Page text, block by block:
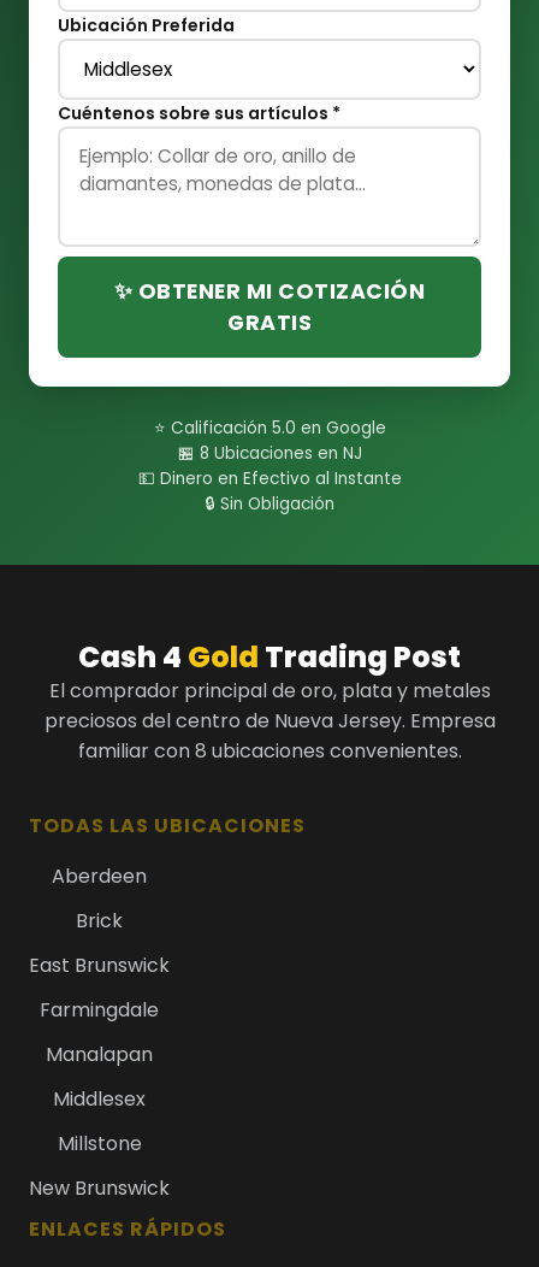
Ubicación Preferida
Cuéntenos sobre sus artículos *
✨ OBTENER MI COTIZACIÓN
GRATIS
⭐ Calificación 5.0 en Google
🏪 8 Ubicaciones en NJ
💵 Dinero en Efectivo al Instante
🔒 Sin Obligación
Cash 4 Gold Trading Post
El comprador principal de oro, plata y metales
preciosos del centro de Nueva Jersey. Empresa
familiar con 8 ubicaciones convenientes.
TODAS LAS UBICACIONES
Aberdeen
Brick
East Brunswick
Farmingdale
Manalapan
Middlesex
Millstone
New Brunswick
ENLACES RÁPIDOS